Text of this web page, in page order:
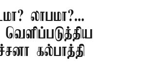
லாபமா?...
கல்பாத்தி